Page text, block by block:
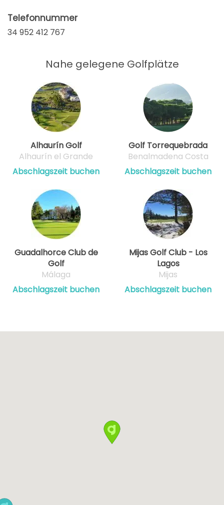
Telefonnummer
34 952 412 767
Nahe gelegene Golfplätze
Alhaurín Golf
Alhaurín el Grande
Abschlagszeit buchen
Golf Torrequebrada
Benalmadena Costa
Abschlagszeit buchen
Guadalhorce Club de
Golf
Málaga
Abschlagszeit buchen
Mijas Golf Club - Los
Lagos
Mijas
Abschlagszeit buchen